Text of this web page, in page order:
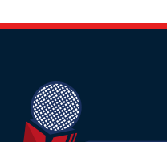
sein
Retraites